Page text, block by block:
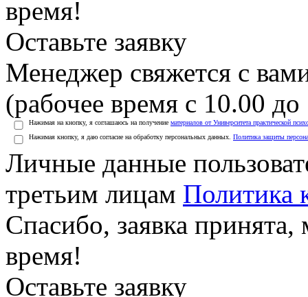
время!
Оставьте заявку
Менеджер свяжется с
(рабочее время с 10.00
Нажимая на кнопку, я соглашаюсь на получение материалов от Университета практической
Нажимая кнопку, я даю согласие на обработку персональных данных. Политика защиты
Личные данные
третьим лицам Политика
Спасибо, заявка
время!
Оставьте заявку